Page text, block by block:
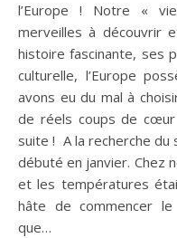
l’Europe ! Notre «
merveilles à découvrir
histoire fascinante, ses
culturelle, l’Europe
avons eu du mal à
de réels coups de
suite ! A la recherche
débuté en janvier. Chez
et les températures
hâte de commencer
que…